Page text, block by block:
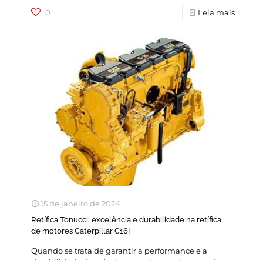
0 Leia mais
15 de janeiro de 2024
Retífica Tonucci: excelência e durabilidade na retífica
de motores Caterpillar C16!
Quando se trata de garantir a performance e a